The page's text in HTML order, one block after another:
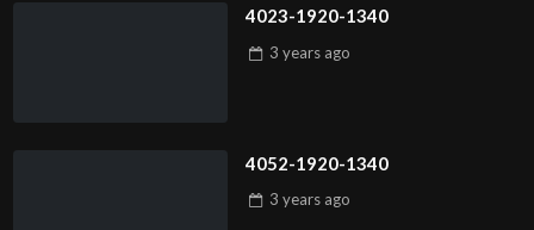
4023-1920-1340
3 years ago
4052-1920-1340
3 years ago